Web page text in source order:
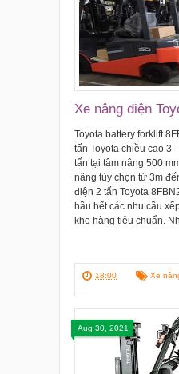
Xe nâng điện
Toyota battery forklift
tấn Toyota chiều cao 3
tấn tại tâm nâng 500
nâng tùy chọn từ 3m
điện 2 tấn Toyota
hầu hết các nhu cầu
kho hàng tiêu chuẩn.
18:00 Xe
Aug 30, 2021